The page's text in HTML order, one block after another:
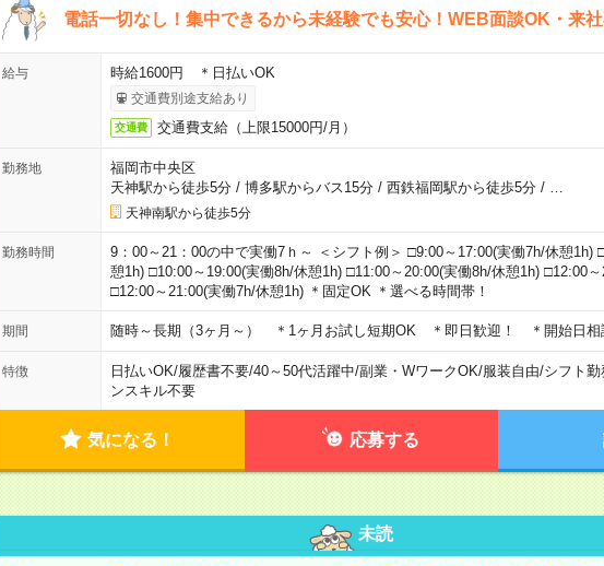
電話一切なし！集中できるから未経験でも安心！WEB面談OK・来社
給与 時給1600円 ＊日払いOK
交通費別途支給あり
交通費 交通費支給（上限15000円/月）
勤務地
福岡市中央区
天神駅から徒歩5分/ 博多駅からバス15分/ 西鉄福岡駅から徒歩5分/
天神南駅から徒歩5分
勤務時間
9：00～21：00の中で実働7ｈ～ ＜シフト例＞ □9:00～17:00(実働7h/休憩1h)
憩1h) □10:00～19:00(実働8h/休憩1h) □11:00～20:00(実働8h/休憩1h) □12:00
□12:00～21:00(実働7h/休憩1h) ＊固定OK ＊選べる時間帯！
期間 随時～長期（3ヶ月～） ＊1ヶ月お試し短期OK ＊即日歓迎！ ＊開始日相
特徴 日払いOK/履歴書不要/40～50代活躍中/副業・WワークOK/服装自由/シフト勤
ンスキル不要
気になる！ 応募する
未読